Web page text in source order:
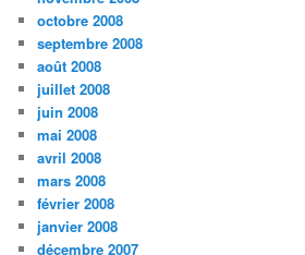
octobre 2008
septembre 2008
août 2008
juillet 2008
juin 2008
mai 2008
avril 2008
mars 2008
février 2008
janvier 2008
décembre 2007